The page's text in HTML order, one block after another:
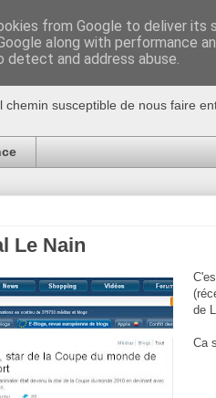
!
chemin susceptible de nous faire
Le Nain
de
Ca
from Google to deliver its
along with performance
and address abuse.